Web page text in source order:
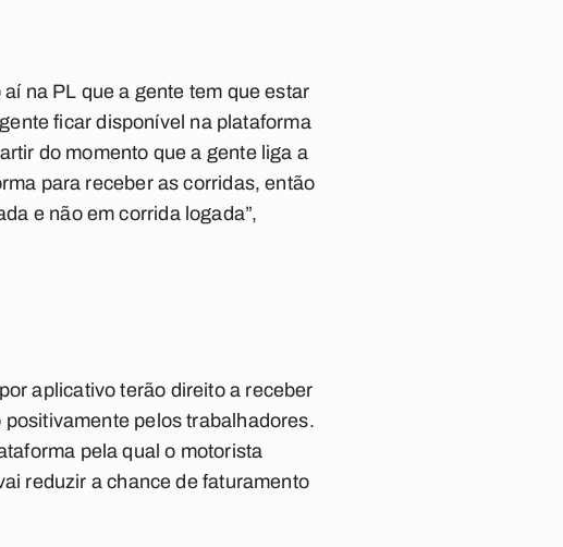
na PL que a gente tem que estar
ficar disponível na plataforma
do momento que a gente liga a
para receber as corridas, então
e não em corrida logada”,
aplicativo terão direito a receber
pelos trabalhadores.
pela qual o motorista
reduzir a chance de faturamento